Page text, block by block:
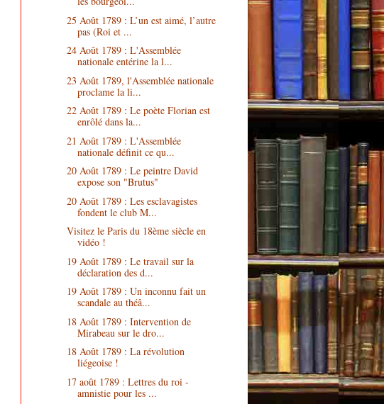
25 Août 1789 : L’un est aimé, l’autre
pas (Roi et ...
24 Août 1789 : L'Assemblée
nationale entérine la l...
23 Août 1789, l'Assemblée nationale
proclame la li...
22 Août 1789 : Le poète Florian est
enrôlé dans la...
21 Août 1789 : L'Assemblée
nationale définit ce qu...
20 Août 1789 : Le peintre David
expose son "Brutus"
20 Août 1789 : Les esclavagistes
fondent le club M...
Visitez le Paris du 18ème siècle en
vidéo !
19 Août 1789 : Le travail sur la
déclaration des d...
19 Août 1789 : Un inconnu fait un
scandale au théâ...
18 Août 1789 : Intervention de
Mirabeau sur le dro...
18 Août 1789 : La révolution
liégeoise !
17 août 1789 : Lettres du roi -
amnistie pour les ...